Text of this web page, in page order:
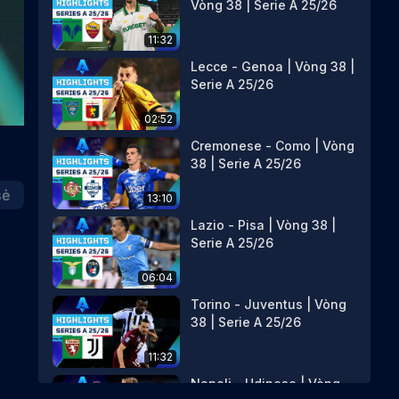
11:32
Vòng 38 | Serie A 25/26
02:52
Lecce - Genoa | Vòng 38 |
Serie A 25/26
13:10
Cremonese - Como | Vòng
38 | Serie A 25/26
06:04
Lazio - Pisa | Vòng 38 |
Serie A 25/26
11:32
Torino - Juventus | Vòng
38 | Serie A 25/26
Napoli - Udinese | Vòng